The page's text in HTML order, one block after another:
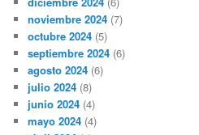
noviembre 2024 (7)
octubre 2024 (5)
septiembre 2024 (6)
agosto 2024 (6)
julio 2024 (8)
junio 2024 (4)
mayo 2024 (4)